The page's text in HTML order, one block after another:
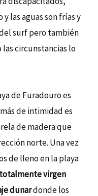
las aguas son frías y
surf pero también
las circunstancias lo
de Furadouro es
de intimidad es
de madera que
norte. Una vez
de lleno en la playa
virgen
dunardonde los